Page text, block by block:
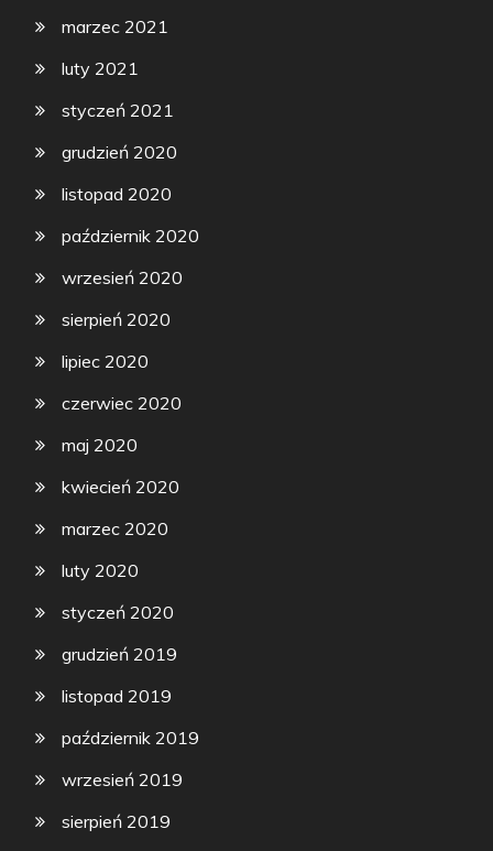
marzec 2021
luty 2021
styczeń 2021
grudzień 2020
listopad 2020
październik 2020
wrzesień 2020
sierpień 2020
lipiec 2020
czerwiec 2020
maj 2020
kwiecień 2020
marzec 2020
luty 2020
styczeń 2020
grudzień 2019
listopad 2019
październik 2019
wrzesień 2019
sierpień 2019